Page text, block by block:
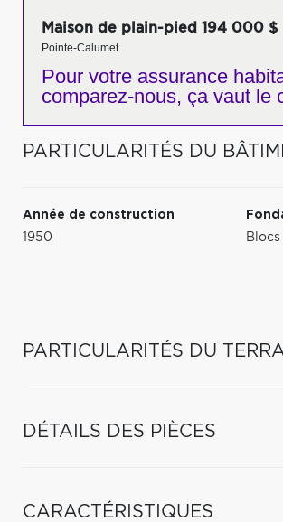
Maison de plain-pied 194 000 $
Pointe-Calumet
Pour votre assurance
comparez-nous, ça vaut le
PARTICULARITÉS DU
Année de construction
1950
PARTICULARITÉS DU
DÉTAILS DES PIÈCES
CARACTÉRISTIQUES